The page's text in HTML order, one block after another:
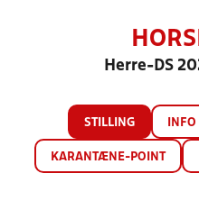
Herre-DS
STILLING INFO
KARANTÆNE-POINT